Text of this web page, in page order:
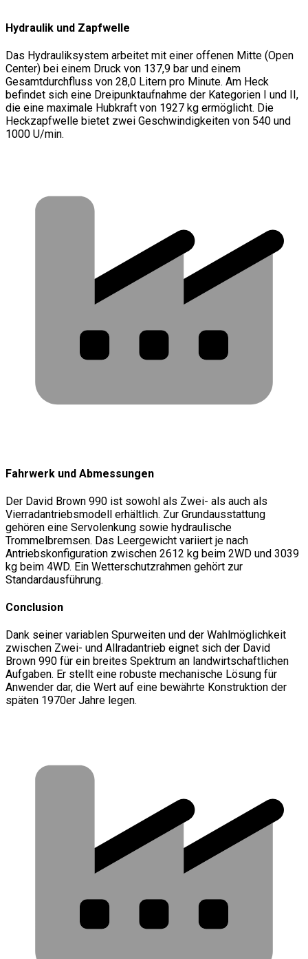
Hydraulik und Zapfwelle
Das Hydrauliksystem arbeitet mit einer offenen Mitte (Open
Center) bei einem Druck von 137,9 bar und einem
Gesamtdurchfluss von 28,0 Litern pro Minute. Am Heck
befindet sich eine Dreipunktaufnahme der Kategorien I und II,
die eine maximale Hubkraft von 1927 kg ermöglicht. Die
Heckzapfwelle bietet zwei Geschwindigkeiten von 540 und
1000 U/min.
Fahrwerk und Abmessungen
Der David Brown 990 ist sowohl als Zwei- als auch als
Vierradantriebsmodell erhältlich. Zur Grundausstattung
gehören eine Servolenkung sowie hydraulische
Trommelbremsen. Das Leergewicht variiert je nach
Antriebskonfiguration zwischen 2612 kg beim 2WD und 3039
kg beim 4WD. Ein Wetterschutzrahmen gehört zur
Standardausführung.
Conclusion
Dank seiner variablen Spurweiten und der Wahlmöglichkeit
zwischen Zwei- und Allradantrieb eignet sich der David
Brown 990 für ein breites Spektrum an landwirtschaftlichen
Aufgaben. Er stellt eine robuste mechanische Lösung für
Anwender dar, die Wert auf eine bewährte Konstruktion der
späten 1970er Jahre legen.